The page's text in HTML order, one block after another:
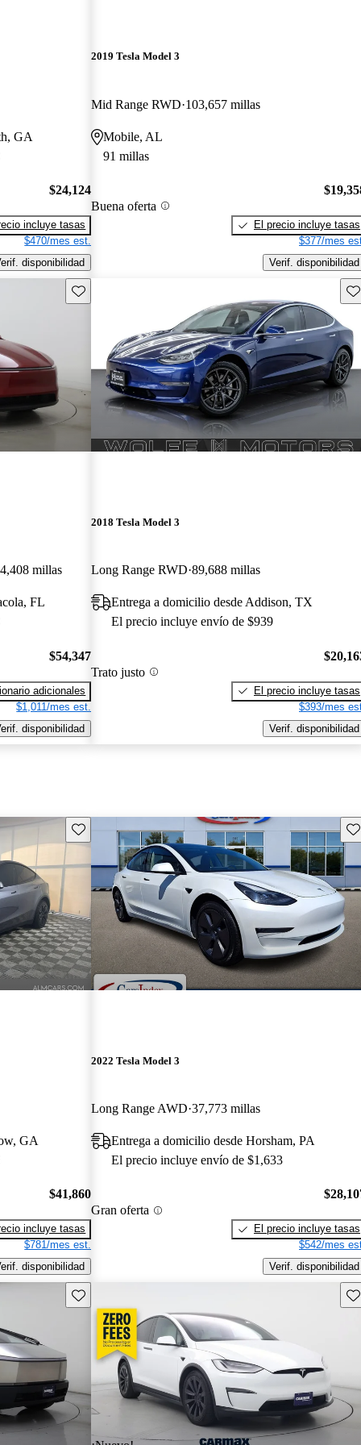
GA
$24,124
incluye tasas
$470/mes est.
disponibilidad
2019 Tesla Model 3
Mid Range RWD 103,657 millas
Mobile, AL
91 millas
Buena oferta
El precio incluye tasas
$377/mes
Verif. disponibilidad
Guarda este Aviso
millas
FL
$54,347
adicionales
$1,011/mes est.
disponibilidad
2018 Tesla Model 3
Long Range RWD 89,688 millas
Entrega a domicilio desde Addison, TX
El precio incluye envío de $939
Trato justo
El precio incluye tasas
$393/mes
Verif. disponibilidad
Guarda este Aviso
GA
$41,860
incluye tasas
$781/mes est.
disponibilidad
2022 Tesla Model 3
Long Range AWD 37,773 millas
Entrega a domicilio desde Horsham, PA
El precio incluye envío de $1,633
Gran oferta
El precio incluye tasas
$542/mes
Verif. disponibilidad
Guarda este Aviso